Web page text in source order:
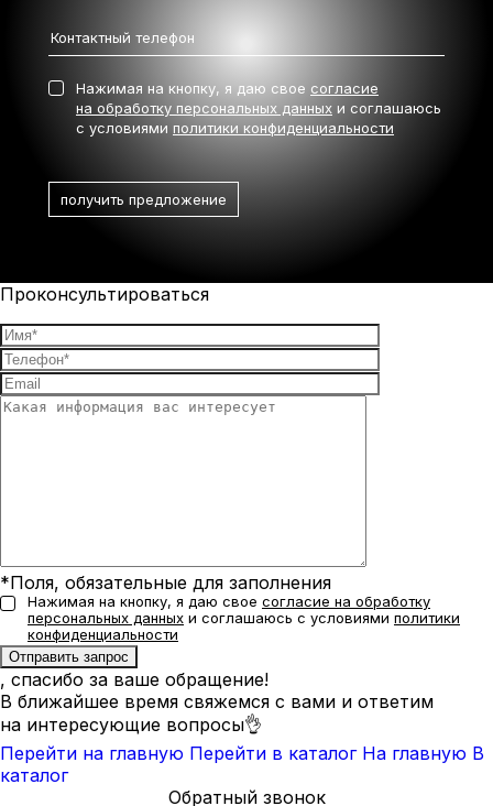
Нажимая на кнопку, я даю свое согласие
на обработку персональных данных и соглашаюсь
с условиями политики конфиденциальности
Проконсультироваться
*Поля, обязательные для заполнения
Нажимая на кнопку, я даю свое согласие на обработку
персональных данных и соглашаюсь с условиями политики
конфиденциальности
, спасибо за ваше обращение!
В ближайшее время свяжемся с вами и ответим
на интересующие вопросы👌
Перейти на главную Перейти в каталог На главную В
каталог
Обратный звонок